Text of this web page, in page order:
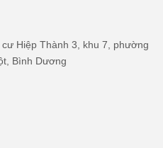
Hiệp Thành 3, khu 7, phường
Bình Dương